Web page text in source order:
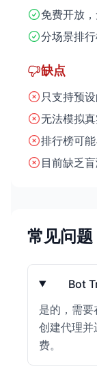
免费开放
分场景排
缺点
只支持预
无法模拟
排行榜可
目前缺乏
常见问题
Bot
是的，需
创建代理并
费。